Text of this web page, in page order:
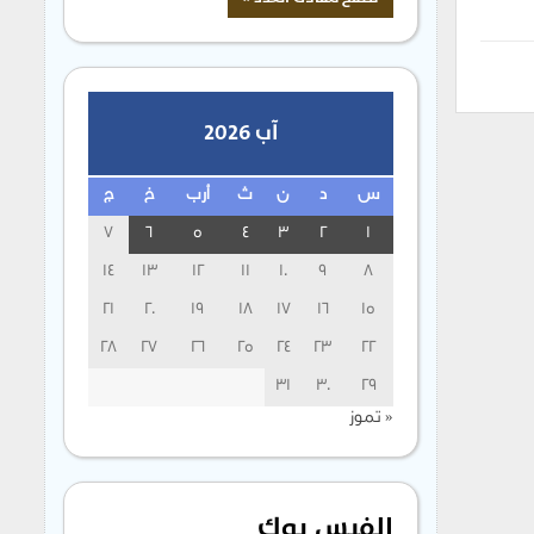
آب 2026
س د ن ث أرب خ ج
1
2
3
4
5
6
7
8
9
10
11
12
13
14
15
16
17
18
19
20
21
22
23
24
25
26
27
28
29
30
31
« تموز